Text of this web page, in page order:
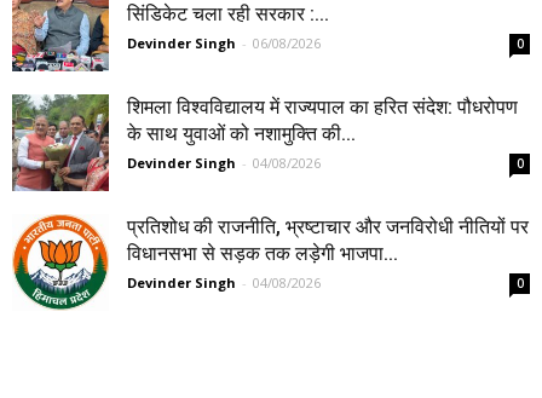
सिंडिकेट चला रही सरकार :...
Devinder Singh - 06/08/2026 0
शिमला विश्वविद्यालय में राज्यपाल का हरित संदेश: पौधरोपण
के साथ युवाओं को नशामुक्ति की...
Devinder Singh - 04/08/2026 0
प्रतिशोध की राजनीति, भ्रष्टाचार और जनविरोधी नीतियों पर
विधानसभा से सड़क तक लड़ेगी भाजपा...
Devinder Singh - 04/08/2026 0